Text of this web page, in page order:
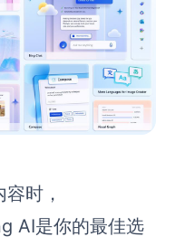
时，
AI是你的最佳选